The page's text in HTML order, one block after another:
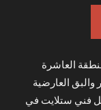
العارضية
فني ستلايت في